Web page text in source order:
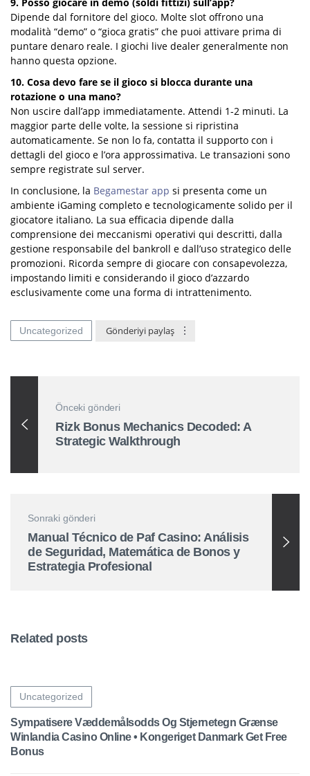
Dipende dal fornitore del gioco. Molte slot offrono una
modalità “demo” o “gioca gratis” che puoi attivare prima di
puntare denaro reale. I giochi live dealer generalmente non
hanno questa opzione.
10. Cosa devo fare se il gioco si blocca durante una
rotazione o una mano?
Non uscire dall’app immediatamente. Attendi 1-2 minuti. La
maggior parte delle volte, la sessione si ripristina
automaticamente. Se non lo fa, contatta il supporto con i
dettagli del gioco e l’ora approssimativa. Le transazioni sono
sempre registrate sul server.
In conclusione, la Begamestar app si presenta come un
ambiente iGaming completo e tecnologicamente solido per il
giocatore italiano. La sua efficacia dipende dalla
comprensione dei meccanismi operativi qui descritti, dalla
gestione responsabile del bankroll e dall’uso strategico delle
promozioni. Ricorda sempre di giocare con consapevolezza,
impostando limiti e considerando il gioco d’azzardo
esclusivamente come una forma di intrattenimento.
Uncategorized Gönderiyi paylaş
Önceki gönderi
Rizk Bonus Mechanics Decoded: A
Strategic Walkthrough
Sonraki gönderi
Manual Técnico de Paf Casino: Análisis
de Seguridad, Matemática de Bonos y
Estrategia Profesional
Related posts
Uncategorized
Sympatisere Væddemålsodds Og Stjernetegn Grænse
Winlandia Casino Online • Kongeriget Danmark Get Free
Bonus